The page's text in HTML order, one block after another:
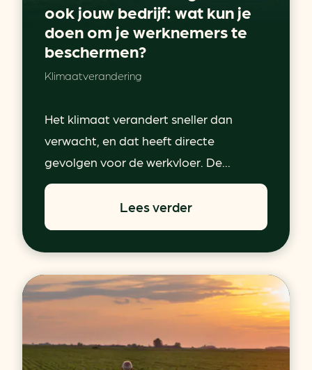
ook jouw bedrijf: wat kun je
doen om je werknemers te
beschermen?
Klimaatverandering
Het klimaat verandert sneller dan
verwacht, en dat heeft directe
gevolgen voor de werkvloer. De...
Lees verder